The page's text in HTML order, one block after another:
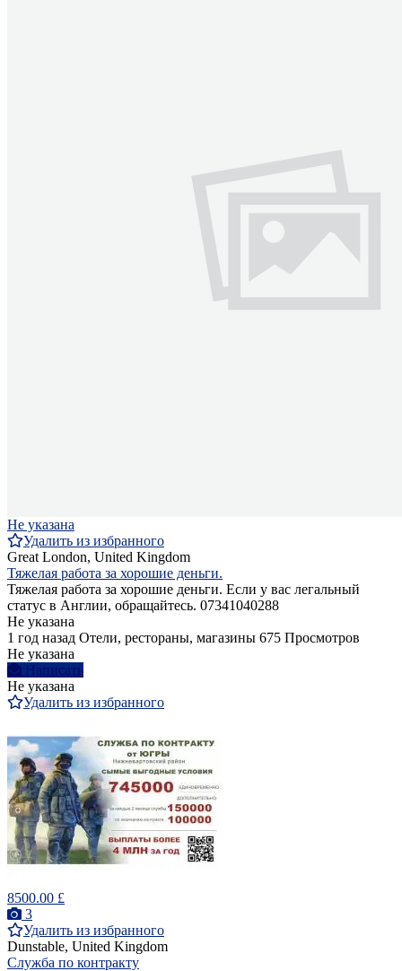
Не указана
Удалить из избранного
Great London, United Kingdom
Тяжелая работа за хорошие деньги.
Тяжелая работа за хорошие деньги. Если у вас легальный
статус в Англии, обращайтесь. 07341040288
Не указана
1 год назад Отели, рестораны, магазины 675 Просмотров
Не указана
Написать
Не указана
Удалить из избранного
8500.00 £
3
Удалить из избранного
Dunstable, United Kingdom
Служба по контракту